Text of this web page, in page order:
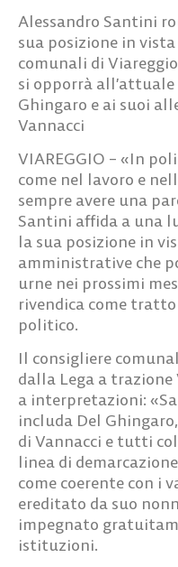
Alessandro Santini
sua posizione in
comunali di
si opporrà all’attuale
Ghingaro e ai suoi
Vannacci
VIAREGGIO – «In
come nel lavoro e
sempre avere una
Santini affida a una
la sua posizione in
amministrative che
urne nei prossimi
rivendica come
politico.
Il consigliere
dalla Lega a trazione
a interpretazioni:
includa Del
di Vannacci e tutti
linea di
come coerente con i
ereditato da suo
impegnato
istituzioni.